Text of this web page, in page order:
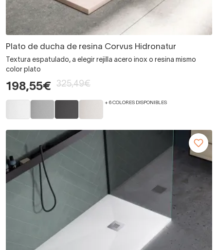
Plato de ducha de resina Corvus Hidronatur
Textura espatulado, a elegir rejilla acero inox o resina mismo
color plato
198,55€ 325,49€
+ 6 COLORES DISPONIBLES